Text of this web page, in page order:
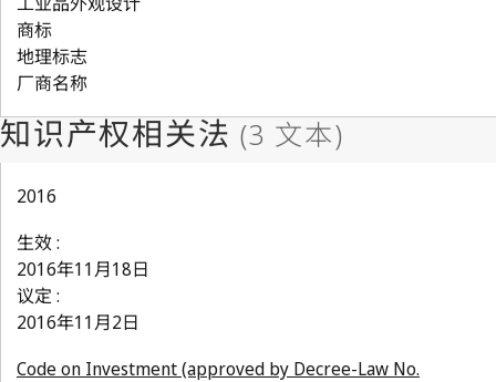
商标
地理标志
厂商名称
2016
生效 :
2016年11月18日
议定 :
2016年11月2日
Code on Investment (approved by Decree-Law No.